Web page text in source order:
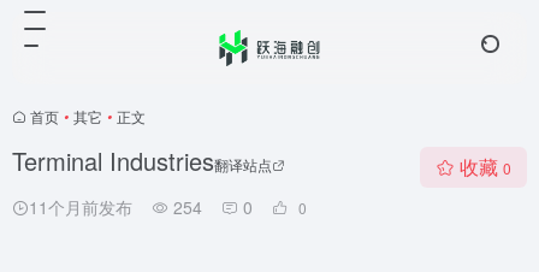
首页 • 其它 • 正文
Terminal Industries翻译站点
11个月前发布 254 0 0
收藏 0